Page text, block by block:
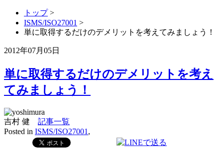
トップ>
ISMS/ISO27001 >
単に取得するだけのデメリットを考えてみましょう！
2012年07月05日
単に取得するだけのデメリットを考え
てみましょう！
吉村 健 記事一覧
Posted in ISMS/ISO27001 ,